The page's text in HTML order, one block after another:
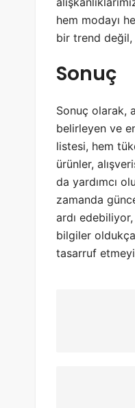
hem modayı
bir trend değil,
Sonuç
Sonuç olarak,
belirleyen ve
listesi, hem
ürünler,
da yardımcı
zamanda
ardı
bilgiler
tasarruf